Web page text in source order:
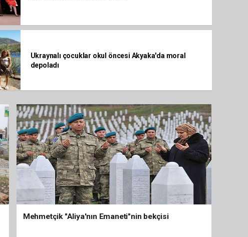
Ukraynalı çocuklar okul öncesi Akyaka'da moral
depoladı
Mehmetçik "Aliya'nın Emaneti"nin bekçisi